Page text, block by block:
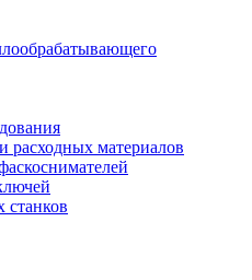
расходных материалов
станков